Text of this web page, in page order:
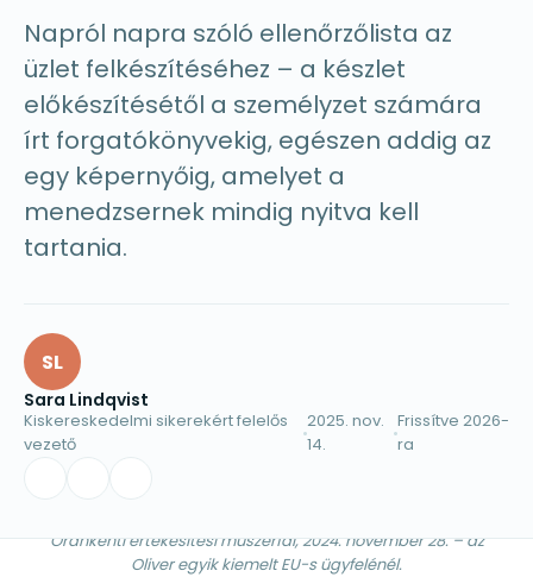
Napról napra szóló ellenőrzőlista az
üzlet felkészítéséhez – a készlet
előkészítésétől a személyzet számára
írt forgatókönyvekig, egészen addig az
egy képernyőig, amelyet a
menedzsernek mindig nyitva kell
tartania.
SL
Sara Lindqvist
Kiskereskedelmi sikerekért felelős
vezető
2025. nov.
14.
Frissítve 2026-
ra
Óránkénti értékesítési műszerfal, 2024. november 28. – az
Oliver egyik kiemelt EU-s ügyfelénél.